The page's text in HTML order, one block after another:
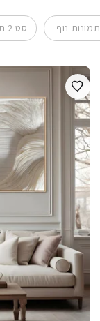
תמונות נוף סט 2 תמונות